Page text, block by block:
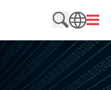
Buscar en
Abrir
SEARCH